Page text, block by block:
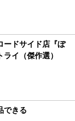
ードサイド店『ぽ
イ（傑作選）
できる